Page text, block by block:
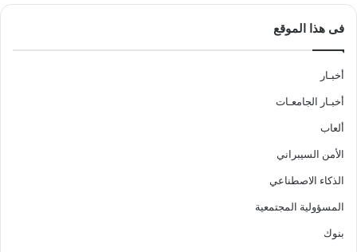
فى هذا الموقع
أخبـار
أخبـار الجامعـات
ألعاب
الأمن السيبراني
الذكاء الاصطناعي
المسؤولية المجتمعية
بنوك